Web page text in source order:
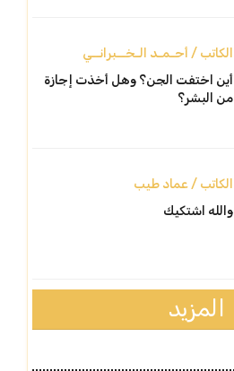
الكاتب / أحـمـد الـخــبرانــي
أين اختفت الجن؟ وهل أخذت إجازة
من البشر؟
الكاتب / عماد طيب
والله اشتكيك
المزيد